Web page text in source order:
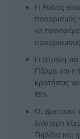
Η Ρόδος
προορισμός
να
Η ζήτηση
Πάλμα και η
κρατήσεις
15%.
Οι Βρετανοί
λιγότερο
Τιφλίδα και